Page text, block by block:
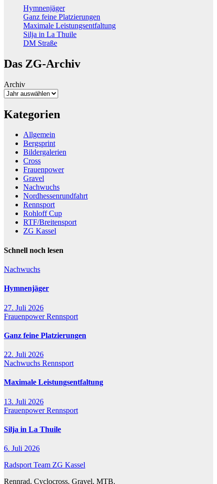
Hymnenjäger
Ganz feine Platzierungen
Maximale Leistungsentfaltung
Silja in La Thuile
DM Straße
Das ZG-Archiv
Archiv
Kategorien
Allgemein
Bergsprint
Bildergalerien
Cross
Frauenpower
Gravel
Nachwuchs
Nordhessenrundfahrt
Rennsport
Rohloff Cup
RTF/Breitensport
ZG Kassel
Schnell noch lesen
Nachwuchs
Hymnenjäger
27. Juli 2026
FrauenpowerRennsport
Ganz feine Platzierungen
22. Juli 2026
Nachwuchs Rennsport
Maximale Leistungsentfaltung
13. Juli 2026
FrauenpowerRennsport
Silja in La Thuile
6. Juli 2026
Radsport Team ZG Kassel
Rennrad. Cyclocross. Gravel. MTB.